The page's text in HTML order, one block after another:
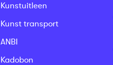
Kunstuitleen
Kunst transport
ANBI
Kadobon